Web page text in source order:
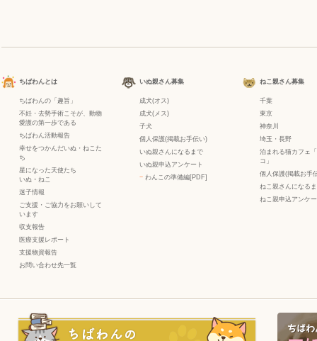
ちばわんとは
ちばわんの「趣旨」
不妊・去勢手術こそが、動物
愛護の第一歩である
ちばわん活動報告
幸せをつかんだいぬ・ねこた
ち
星になった天使たち
いぬ ・ ねこ
迷子情報
ご支援・ご協力をお願いして
います
収支報告
医療支援レポート
支援物資報告
お問い合わせ先一覧
いぬ親さん募集
成犬(オス)
成犬(メス)
子犬
個人保護(掲載お手伝い)
いぬ親さんになるまで
いぬ親申込アンケート
− わんこの準備編[PDF]
ねこ親さん募集
千葉
東京
神奈川
埼玉・長野
泊まれる猫カフェ
コ」
個人保護(掲載お手
ねこ親さんになる
ねこ親申込アンケ